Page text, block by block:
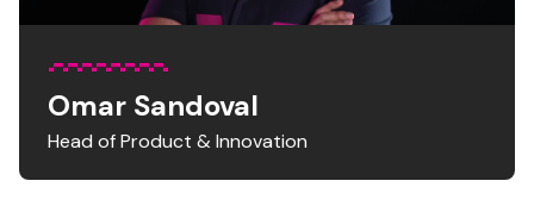
Omar Sandoval
Head of Product & Innovation